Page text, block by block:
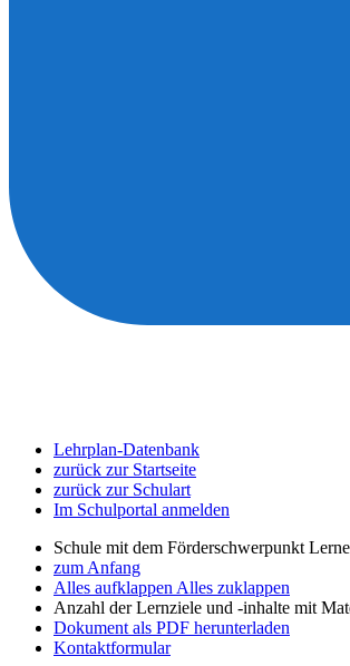
Lehrplan-Datenbank
zurück zur Startseite
zurück zur Schulart
Im Schulportal anmelden
Schule mit dem Förderschwerpunkt
zum Anfang
Alles aufklappen Alles zuklappen
Anzahl der Lernziele und -inhalte mit
Dokument als PDF herunterladen
Kontaktformular